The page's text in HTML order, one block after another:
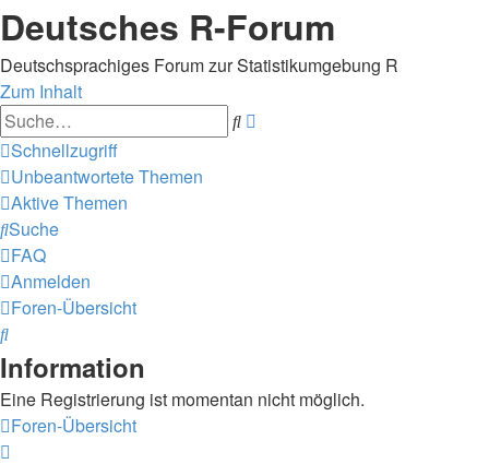
Deutsches R-Forum
Deutschsprachiges Forum zur Statistikumgebung R
Zum Inhalt
Suche
Schnellzugriff
Unbeantwortete Themen
Aktive Themen
Suche
FAQ
Anmelden
Foren-Übersicht
Suche
Information
Eine Registrierung ist momentan nicht möglich.
Foren-Übersicht